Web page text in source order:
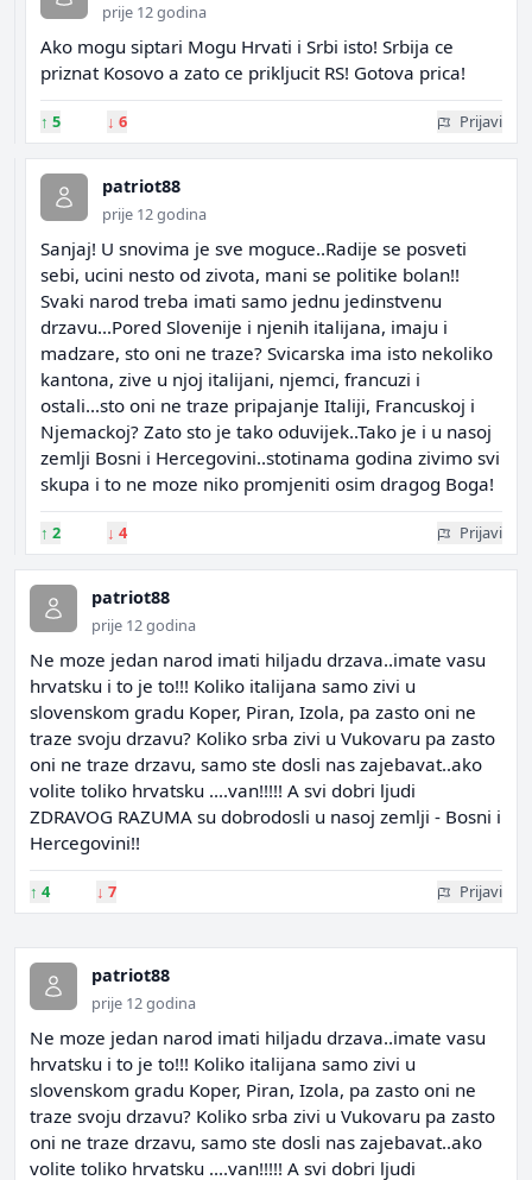
prije 12 godina
Ako mogu siptari Mogu Hrvati i Srbi isto! Srbija ce
priznat Kosovo a zato ce prikljucit RS! Gotova prica!
↑ 5 ↓ 6 Prijavi
patriot88
prije 12 godina
Sanjaj! U snovima je sve moguce..Radije se posveti
sebi, ucini nesto od zivota, mani se politike bolan!!
Svaki narod treba imati samo jednu jedinstvenu
drzavu...Pored Slovenije i njenih italijana, imaju i
madzare, sto oni ne traze? Svicarska ima isto nekoliko
kantona, zive u njoj italijani, njemci, francuzi i
ostali...sto oni ne traze pripajanje Italiji, Francuskoj i
Njemackoj? Zato sto je tako oduvijek..Tako je i u nasoj
zemlji Bosni i Hercegovini..stotinama godina zivimo svi
skupa i to ne moze niko promjeniti osim dragog Boga!
↑ 2 ↓ 4 Prijavi
patriot88
prije 12 godina
Ne moze jedan narod imati hiljadu drzava..imate vasu
hrvatsku i to je to!!! Koliko italijana samo zivi u
slovenskom gradu Koper, Piran, Izola, pa zasto oni ne
traze svoju drzavu? Koliko srba zivi u Vukovaru pa zasto
oni ne traze drzavu, samo ste dosli nas zajebavat..ako
volite toliko hrvatsku ....van!!!!! A svi dobri ljudi
ZDRAVOG RAZUMA su dobrodosli u nasoj zemlji - Bosni i
Hercegovini!!
↑ 4 ↓ 7 Prijavi
patriot88
prije 12 godina
Ne moze jedan narod imati hiljadu drzava..imate vasu
hrvatsku i to je to!!! Koliko italijana samo zivi u
slovenskom gradu Koper, Piran, Izola, pa zasto oni ne
traze svoju drzavu? Koliko srba zivi u Vukovaru pa zasto
oni ne traze drzavu, samo ste dosli nas zajebavat..ako
volite toliko hrvatsku ....van!!!!! A svi dobri ljudi